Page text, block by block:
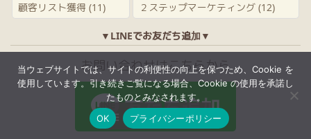
顧客リスト獲得 (11) ２ステップマーケティング (12)
▼LINEでお友だち追加▼
お問い合わせはこちらから
 メニュー  上へ
当ウェブサイトでは、サイトの利便性の向上を保つため、Cookie を
使用しています。引き続きご覧になる場合、Cookie の使用を承諾し
たものとみなされます。
OK
プライバシーポリシー